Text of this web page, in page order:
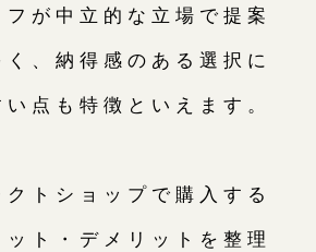
が中立的な立場で提案
、納得感のある選択に
点も特徴といえます。
トショップで購入する
ト・デメリットを整理